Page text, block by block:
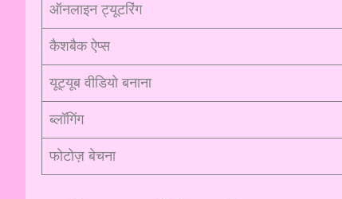
ऑनलाइन ट्यूटरिंग
कैशबैक ऐप्स
यूट्यूब वीडियो बनाना
ब्लॉगिंग
फोटोज़ बेचना